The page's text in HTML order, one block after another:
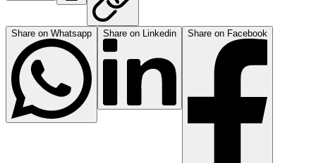
Share on Whatsapp Share on Linkedin Share on Facebook